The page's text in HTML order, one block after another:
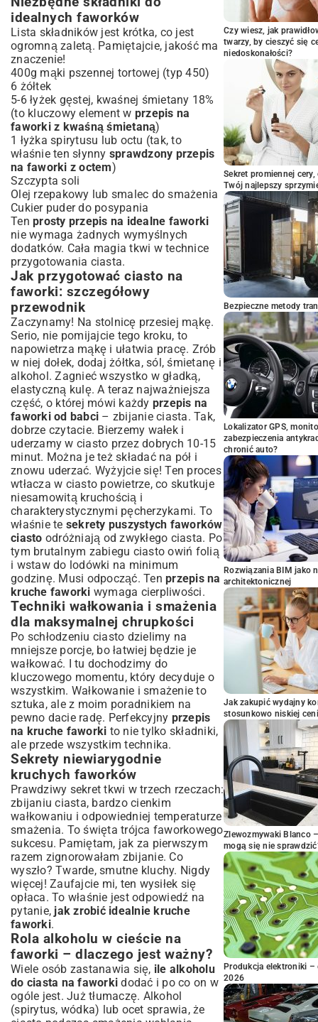
Przechowywanie faworków – jak utrzymać
ich chrupkość?
Rozwiązywanie najczęstszych problemów
z faworkami
Dlaczego faworki są twarde? Typowe błędy
i rozwiązania
Moje faworki chłoną zbyt dużo tłuszczu –
co robić?
Podsumowanie: Ciesz się smakiem
domowych faworków!
idealnych faworków
Lista składników jest krótka, co jest
ogromną zaletą. Pamiętajcie, jakość ma
znaczenie!
400g mąki pszennej tortowej (typ 450)
6 żółtek
5-6 łyżek gęstej, kwaśnej śmietany 18%
(to kluczowy element w przepis na
faworki z kwaśną śmietaną)
1 łyżka spirytusu lub octu (tak, to
właśnie ten słynny sprawdzony przepis
na faworki z octem)
Szczypta soli
Olej rzepakowy lub smalec do smażenia
Cukier puder do posypania
Ten prosty przepis na idealne faworki
nie wymaga żadnych wymyślnych
dodatków. Cała magia tkwi w technice
przygotowania ciasta.
Jak przygotować ciasto na
faworki: szczegółowy
przewodnik
Zaczynamy! Na stolnicę przesiej mąkę.
Serio, nie pomijajcie tego kroku, to
napowietrza mąkę i ułatwia pracę. Zrób
w niej dołek, dodaj żółtka, sól, śmietanę i
alkohol. Zagnieć wszystko w gładką,
elastyczną kulę. A teraz najważniejsza
część, o której mówi każdy przepis na
faworki od babci – zbijanie ciasta. Tak,
dobrze czytacie. Bierzemy wałek i
uderzamy w ciasto przez dobrych 10-15
minut. Można je też składać na pół i
znowu uderzać. Wyżyjcie się! Ten proces
wtłacza w ciasto powietrze, co skutkuje
niesamowitą kruchością i
charakterystycznymi pęcherzykami. To
właśnie te sekrety puszystych faworków
ciasto odróżniają od zwykłego ciasta. Po
tym brutalnym zabiegu ciasto owiń folią
i wstaw do lodówki na minimum
godzinę. Musi odpocząć. Ten przepis na
kruche faworki wymaga cierpliwości.
Techniki wałkowania i smażenia
dla maksymalnej chrupkości
Po schłodzeniu ciasto dzielimy na
mniejsze porcje, bo łatwiej będzie je
wałkować. I tu dochodzimy do
kluczowego momentu, który decyduje o
wszystkim. Wałkowanie i smażenie to
sztuka, ale z moim poradnikiem na
pewno dacie radę. Perfekcyjny przepis
na kruche faworki to nie tylko składniki,
ale przede wszystkim technika.
Sekrety niewiarygodnie
kruchych faworków
Prawdziwy sekret tkwi w trzech rzeczach:
zbijaniu ciasta, bardzo cienkim
wałkowaniu i odpowiedniej temperaturze
smażenia. To święta trójca faworkowego
sukcesu. Pamiętam, jak za pierwszym
razem zignorowałam zbijanie. Co
wyszło? Twarde, smutne kluchy. Nigdy
więcej! Zaufajcie mi, ten wysiłek się
opłaca. To właśnie jest odpowiedź na
pytanie, jak zrobić idealnie kruche
faworki.
Rola alkoholu w cieście na
faworki – dlaczego jest ważny?
Wiele osób zastanawia się, ile alkoholu
do ciasta na faworki dodać i po co on w
ogóle jest. Już tłumaczę. Alkohol
(spirytus, wódka) lub ocet sprawia, że
Czy wiesz, jak
twarzy, by cieszyć się
niedoskonałości?
Sekret promiennej
Twój najlepszy
Bezpieczne metody
Lokalizator GPS,
zabezpieczenia
chronić auto?
Rozwiązania BIM jako
architektonicznej
Jak zakupić wydajny
stosunkowo niskiej
Zlewozmywaki Blanco
mogą się nie
Produkcja elektroniki –
2026